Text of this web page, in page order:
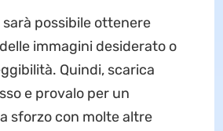
sarà possibile ottenere
immagini desiderato o
Quindi, scarica
e provalo per un
sforzo con molte altre